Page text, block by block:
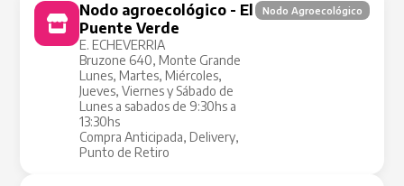
Nodo agroecológico - El
Puente Verde
E. ECHEVERRIA
Bruzone 640, Monte Grande
Lunes, Martes, Miércoles,
Jueves, Viernes y Sábado de
Lunes a sabados de 9:30hs a
13:30hs
Compra Anticipada, Delivery,
Punto de Retiro
Nodo Agroecológico